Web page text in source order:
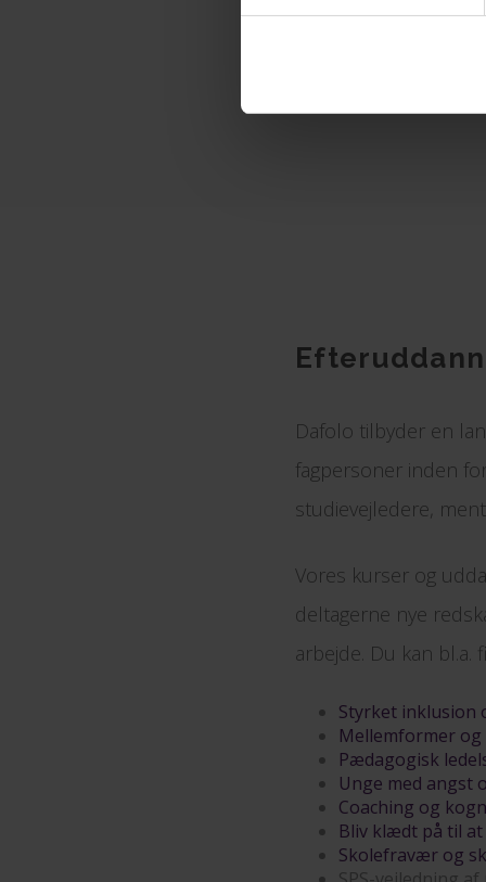
Dafolo tilbyder en
fagpersoner inden
studievejledere,
Vores kurser og
deltagerne nye
arbejde. Du kan bl.a.
Styrket inklusion
Mellemformer
Pædagogisk
Unge med angst
Coaching og
Bliv klædt på til
Skolefravær og